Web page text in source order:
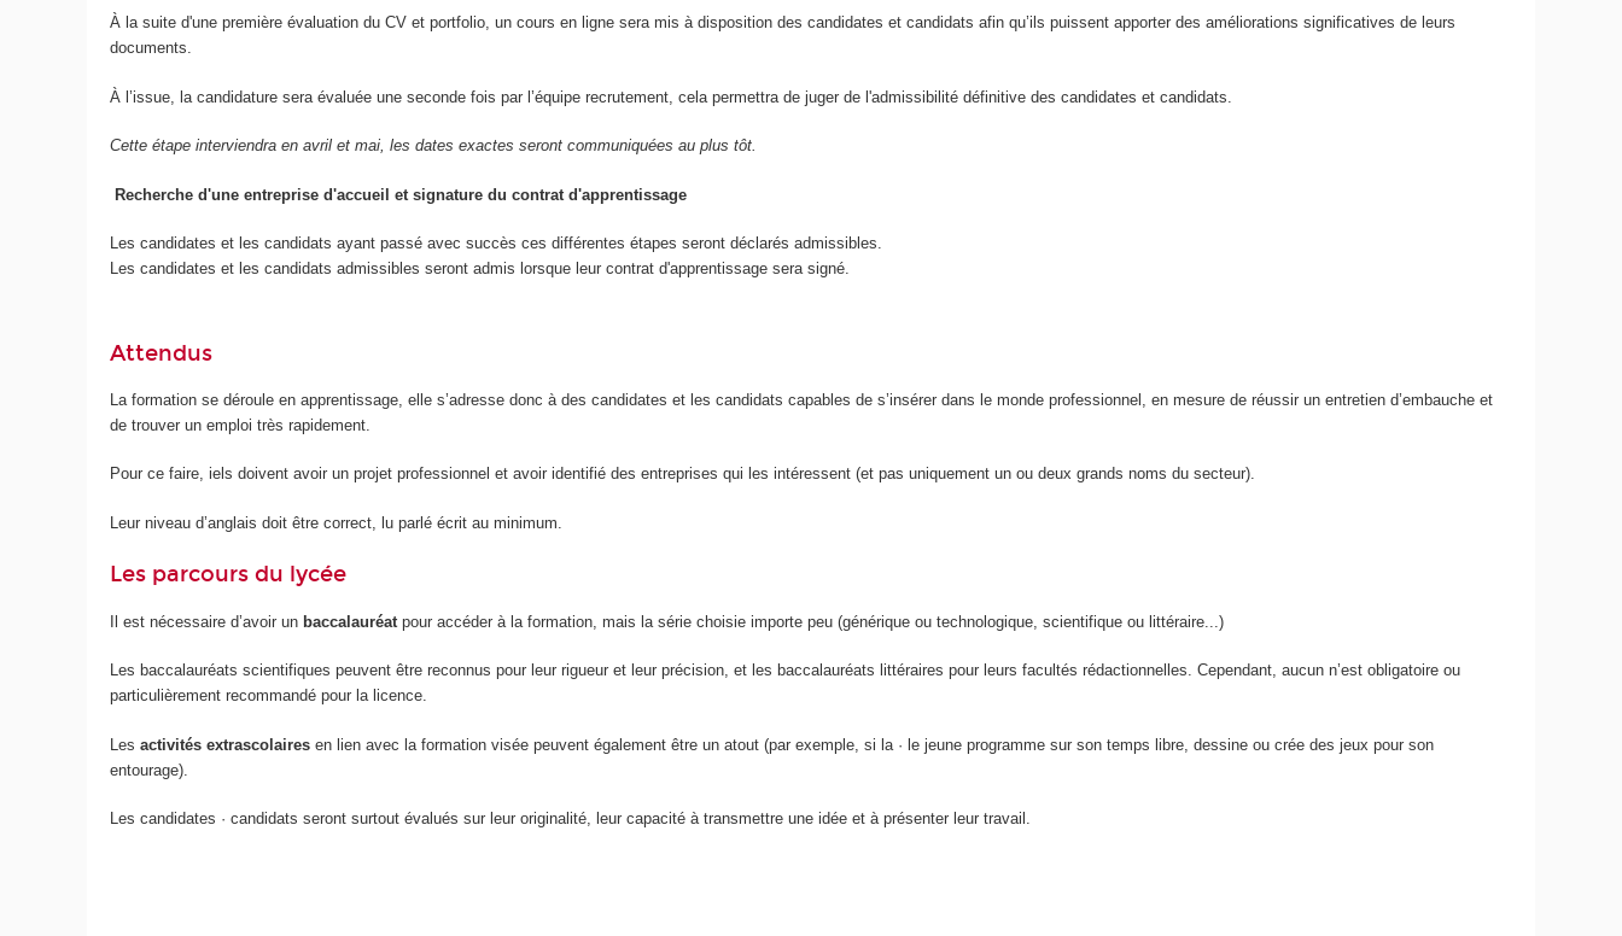
À la suite d'une première évaluation du CV et portfolio, un cours en ligne sera mis à disposition des candidates et candidats afin qu’ils puissent apporter des améliorations significatives de leurs
documents.
À l’issue, la candidature sera évaluée une seconde fois par l’équipe recrutement, cela permettra de juger de l'admissibilité définitive des candidates et candidats.
Cette étape interviendra en avril et mai, les dates exactes seront communiquées au plus tôt.
Recherche d'une entreprise d'accueil et signature du contrat d'apprentissage
Les candidates et les candidats ayant passé avec succès ces différentes étapes seront déclarés admissibles.
Les candidates et les candidats admissibles seront admis lorsque leur contrat d'apprentissage sera signé.
Attendus
La formation se déroule en apprentissage, elle s’adresse donc à des candidates et les candidats capables de s’insérer dans le monde professionnel, en mesure de réussir un entretien d’embauche et
de trouver un emploi très rapidement.
Pour ce faire, iels doivent avoir un projet professionnel et avoir identifié des entreprises qui les intéressent (et pas uniquement un ou deux grands noms du secteur).
Leur niveau d’anglais doit être correct, lu parlé écrit au minimum.
Les parcours du lycée
Il est nécessaire d’avoir un baccalauréatpour accéder à la formation, mais la série choisie importe peu (générique ou technologique, scientifique ou littéraire...)
Les baccalauréats scientifiques peuvent être reconnus pour leur rigueur et leur précision, et les baccalauréats littéraires pour leurs facultés rédactionnelles. Cependant, aucun n’est obligatoire ou
particulièrement recommandé pour la licence.
Lesactivités extrascolaires en lien avec la formation visée peuvent également être un atout (par exemple, si la · le jeune programme sur son temps libre, dessine ou crée des jeux pour son
entourage).
Les candidates · candidats seront surtout évalués sur leur originalité, leur capacité à transmettre une idée et à présenter leur travail.